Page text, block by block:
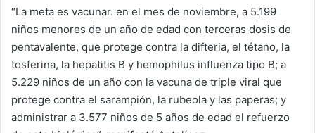
“La meta es vacunar. en el mes de noviembre, a 5.199
niños menores de un año de edad con terceras dosis de
pentavalente, que protege contra la difteria, el tétano, la
tosferina, la hepatitis B y hemophilus influenza tipo B; a
5.229 niños de un año con la vacuna de triple viral que
protege contra el sarampión, la rubeola y las paperas; y
administrar a 3.577 niños de 5 años de edad el refuerzo